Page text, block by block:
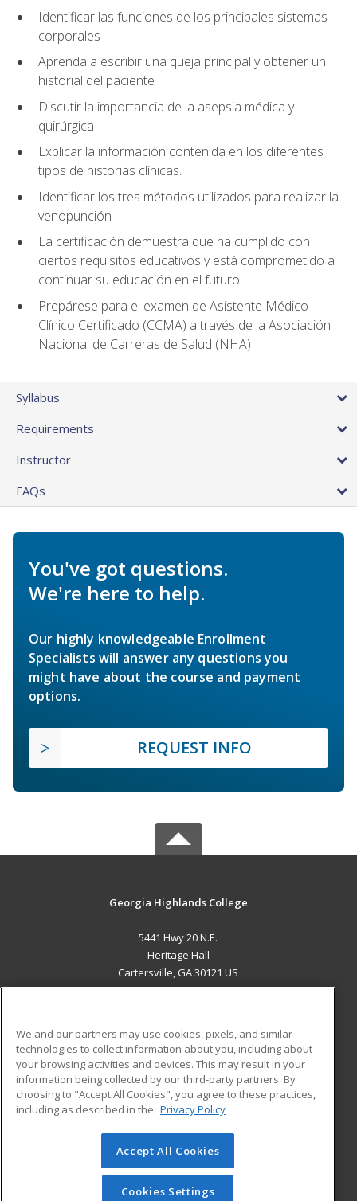
Identificar las funciones de los principales sistemas
corporales
Aprenda a escribir una queja principal y obtener un
historial del paciente
Discutir la importancia de la asepsia médica y
quirúrgica
Explicar la información contenida en los diferentes
tipos de historias clínicas.
Identificar los tres métodos utilizados para realizar la
venopunción
La certificación demuestra que ha cumplido con
ciertos requisitos educativos y está comprometido a
continuar su educación en el futuro
Prepárese para el examen de Asistente Médico
Clínico Certificado (CCMA) a través de la Asociación
Nacional de Carreras de Salud (NHA)
Syllabus
Requirements
Instructor
FAQs
You've got questions.
We're here to help.
Our highly knowledgeable Enrollment
Specialists will answer any questions you
might have about the course and payment
options.
REQUEST INFO
Georgia Highlands College
5441 Hwy 20 N.E.
Heritage Hall
Cartersville, GA 30121 US
ADDITIONAL RESOURCES
Military
Financial Assistance
Help
Student Blog
© 2026 ed2go, a division of Cengage Learning. All rights
reserved. The material on this site cannot be reproduced or
redistributed unless you have obtained prior written
We and our partners may use cookies, pixels, and similar
technologies to collect information about you, including about
your browsing activities and devices. This may result in your
information being collected by our third-party partners. By
choosing to "Accept All Cookies", you agree to these practices,
including as described in the Privacy Policy
Accept All Cookies
Cookies Settings